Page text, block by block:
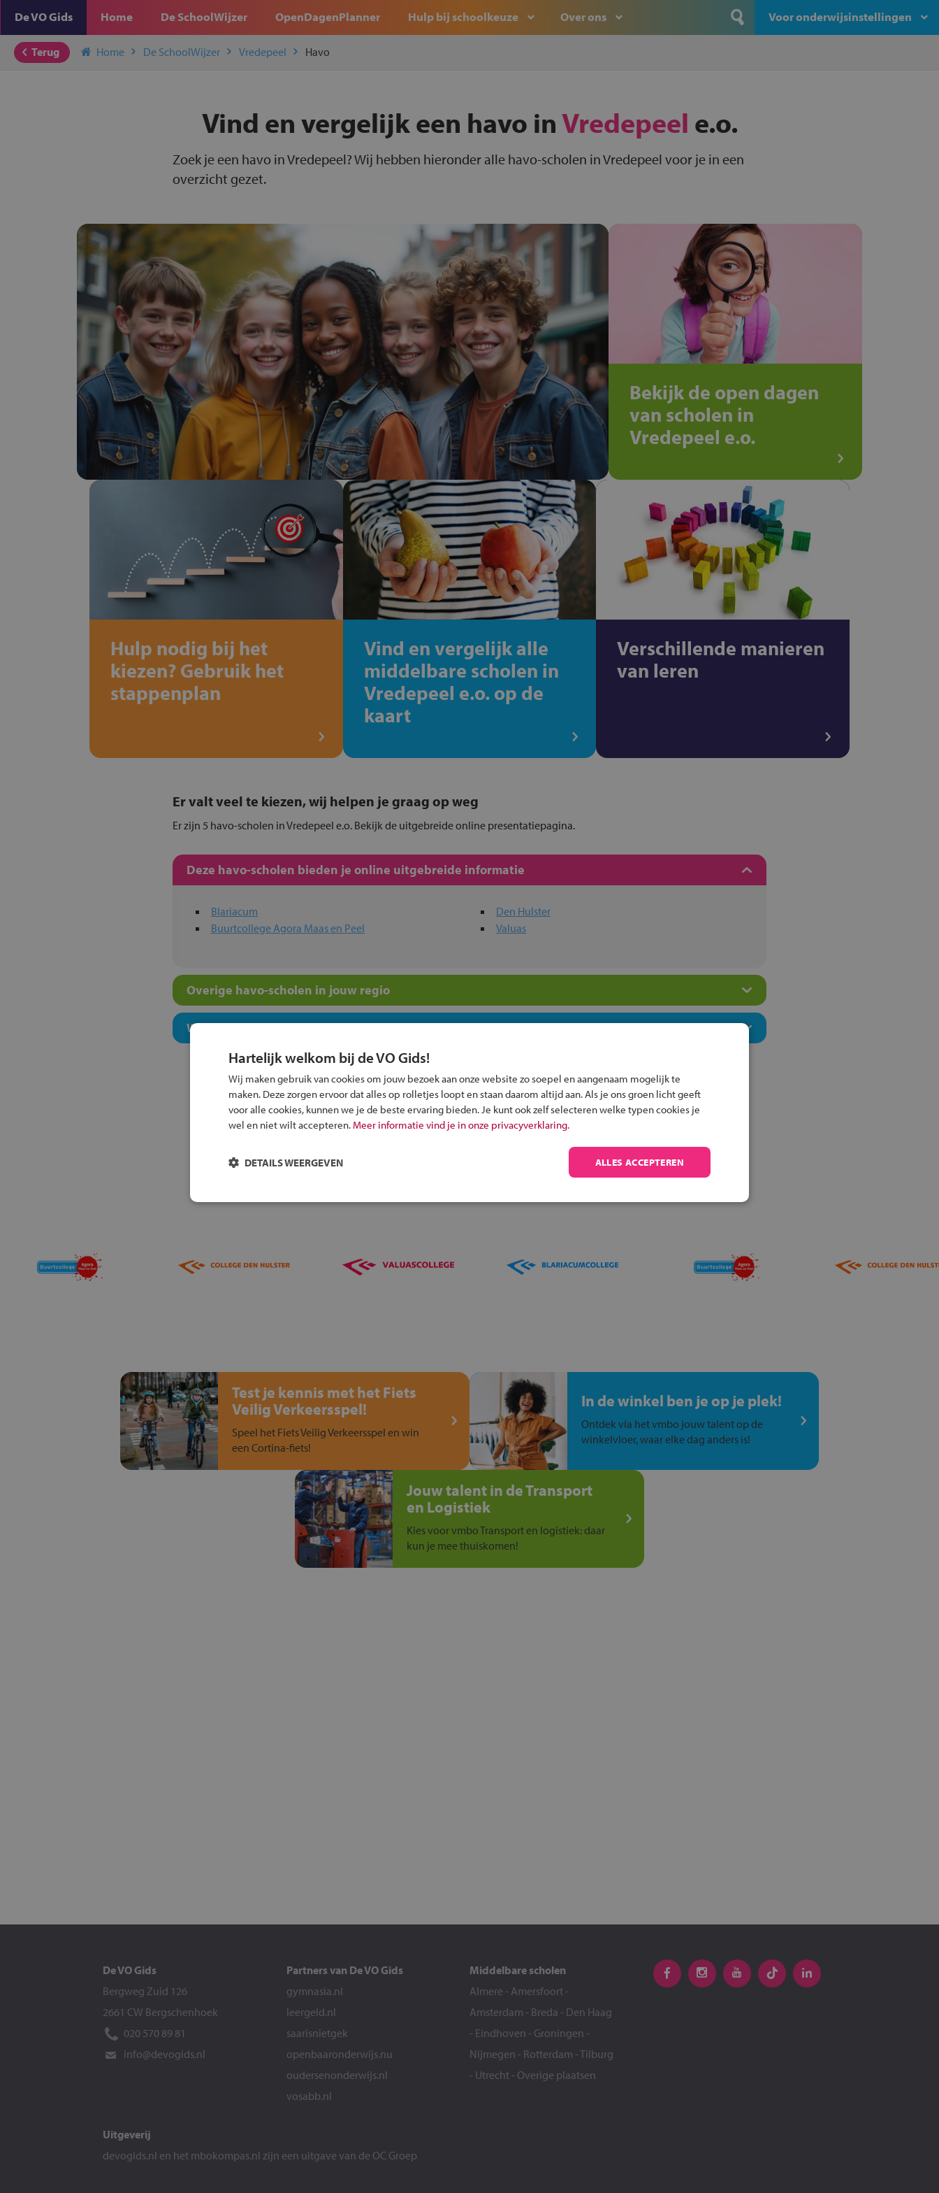
De VO Gids Home De SchoolWijzer OpenDagenPlanner Hulp bij schoolkeuze Over ons Voor onderwijsinstellingen
Terug Home De SchoolWijzer Vredepeel Havo
Vind en vergelijk een havo inVredepeel e.o.
Zoek je een havo in Vredepeel? Wij hebben hieronder alle havo-scholen in Vredepeel voor je in een
overzicht gezet.
Bekijk de open dagen
van scholen in
Vredepeel e.o.
Hulp nodig bij het
kiezen? Gebruik het
stappenplan
Vind en vergelijk alle
middelbare scholen in
Vredepeel e.o. op de
kaart
Verschillende manieren
van leren
Er valt veel te kiezen, wij helpen je graag op weg
Er zijn 5 havo-scholen in Vredepeel e.o. Bekijk de uitgebreide online presentatiepagina.
Deze havo-scholen bieden je online uitgebreide informatie
Blariacum
Buurtcollege Agora Maas en Peel
Den Hulster
Valuas
Overige havo-scholen in jouw regio
Welk onderwijsconcept past bij jou?
Inschrijven?
Alle informatie om je kind aan te melden bij
Test je kennis met het Fiets
Veilig Verkeersspel!
Speel het Fiets Veilig Verkeersspel en win
een Cortina-fiets!
In de winkel ben je op je plek!
Ontdek via het vmbo jouw talent op de
winkelvloer, waar elke dag anders is!
Jouw talent in de Transport
en Logistiek
Kies voor vmbo Transport en logistiek: daar
kun je mee thuiskomen!
De VO Gids
Bergweg Zuid 126
2661 CW Bergschenhoek
020 570 89 81
info@devogids.nl
Partners van De VO Gids
gymnasia.nl
leergeld.nl
saarisnietgek
openbaaronderwijs.nu
oudersenonderwijs.nl
vosabb.nl
Middelbare scholen
Almere - Amersfoort -
Amsterdam - Breda - Den Haag
- Eindhoven - Groningen -
Nijmegen - Rotterdam -Tilburg
- Utrecht - Overige plaatsen
Uitgeverij
devogids.nl en het mbokompas.nl zijn een uitgave van de OC Groep
Hartelijk welkom bij de VO Gids!
Wij maken gebruik van cookies om jouw bezoek aan onze website zo soepel en aangenaam mogelijk te
maken. Deze zorgen ervoor dat alles op rolletjes loopt en staan daarom altijd aan. Als je ons groen licht geeft
voor alle cookies, kunnen we je de beste ervaring bieden. Je kunt ook zelf selecteren welke typen cookies je
wel en niet wilt accepteren. Meer informatie vind je in onze privacyverklaring.
ALLES ACCEPTEREN
DETAILS WEERGEVEN